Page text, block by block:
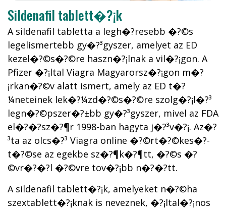
Sildenafil tablett�?¡k
A sildenafil tabletta a legh�?­resebb �?©s
legelismertebb gy�?³gyszer, amelyet az ED
kezel�?©s�?©re haszn�?¡lnak a vil�?¡gon. A
Pfizer �?¡ltal Viagra Magyarorsz�?¡gon m�?
¡rkan�?©v alatt ismert, amely az ED t�?
¼neteinek lek�?¼zd�?©s�?©re szolg�?¡l�?³
legn�?©pszer�?±bb gy�?³gyszer, mivel az FDA
el�?�?sz�?¶r 1998-ban hagyta j�?³v�?¡. Az�?
³ta az olcs�?³ Viagra online �?©rt�?©kes�?­
t�?©se az egekbe sz�?¶k�?¶tt, �?©s �?
©vr�?�?l �?©vre tov�?¡bb n�?�?tt.
A sildenafil tablett�?¡k, amelyeket n�?©ha
szextablett�?¡knak is neveznek, �?¡ltal�?¡nos